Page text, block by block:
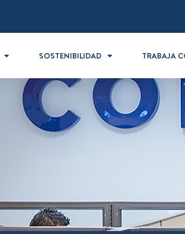
SOSTENIBILIDAD TRABAJA